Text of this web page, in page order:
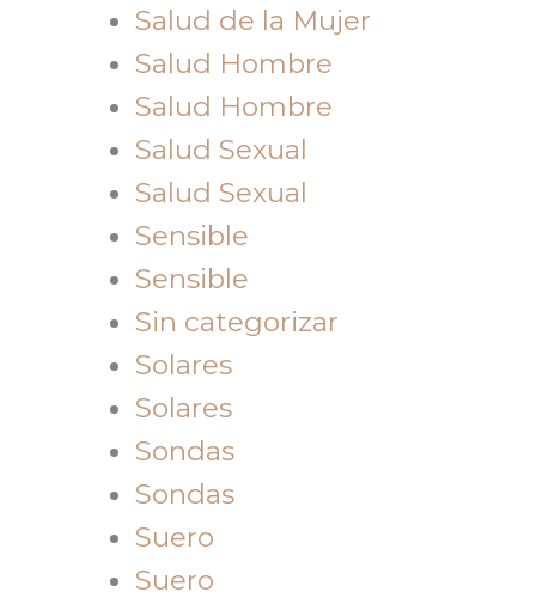
Salud de la Mujer
Salud Hombre
Salud Hombre
Salud Sexual
Salud Sexual
Sensible
Sensible
Sin categorizar
Solares
Solares
Sondas
Sondas
Suero
Suero